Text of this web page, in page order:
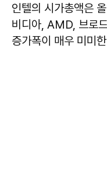
인텔의 시가총액은
비디아, AMD, 브로
증가폭이 매우 미미